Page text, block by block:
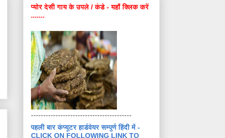
प्योर देसी गाय के उपले / कंडे - यहाँ क्लिक करें
.......
-----------------------------------------
पहली बार कंप्यूटर हार्डवेयर सम्पुर्ण हिंदी में -
CLICK ON FOLLOWING LINK TO